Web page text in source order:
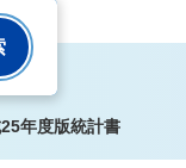
年度版統計書